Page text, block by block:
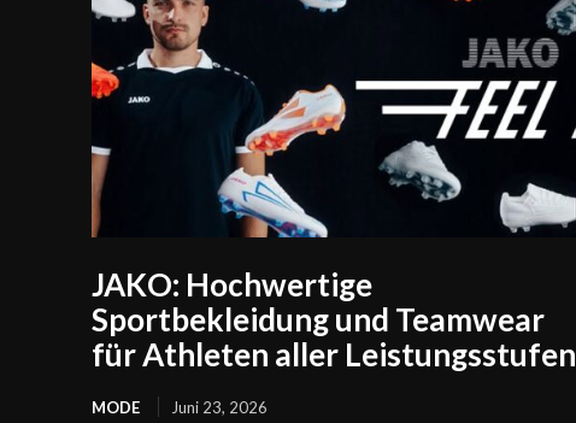
JAKO: Hochwertige
Sportbekleidung und Teamwear
für Athleten aller Leistungsstufen
MODE Juni 23, 2026